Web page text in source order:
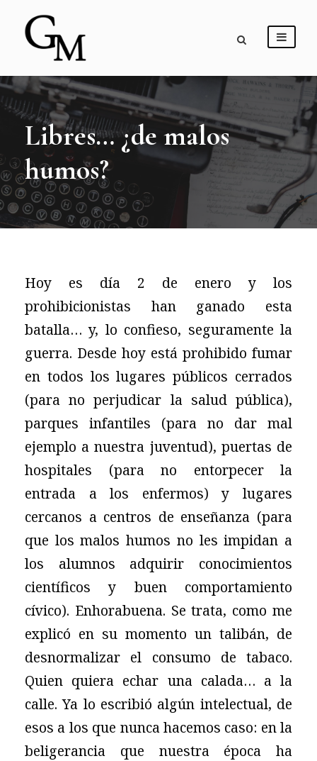
Libres… ¿de malos
humos?
Hoy es día 2 de enero y los
prohibicionistas han ganado esta
batalla… y, lo confieso, seguramente la
guerra. Desde hoy está prohibido fumar
en todos los lugares públicos cerrados
(para no perjudicar la salud pública),
parques infantiles (para no dar mal
ejemplo a nuestra juventud), puertas de
hospitales (para no entorpecer la
entrada a los enfermos) y lugares
cercanos a centros de enseñanza (para
que los malos humos no les impidan a
los alumnos adquirir conocimientos
científicos y buen comportamiento
cívico). Enhorabuena. Se trata, como me
explicó en su momento un talibán, de
desnormalizar el consumo de tabaco.
Quien quiera echar una calada… a la
calle. Ya lo escribió algún intelectual, de
esos a los que nunca hacemos caso: en la
beligerancia que nuestra época ha